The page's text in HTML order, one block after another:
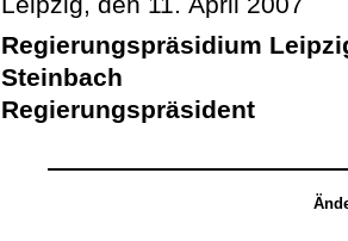
Regierungspräsidium
Steinbach
Regierungspräsident